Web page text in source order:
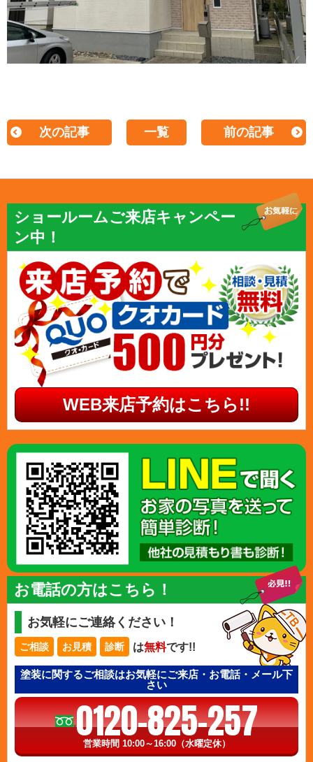
次の記事 一覧 前の記事
ショールームご来店キャンペー
ン中！
WEB来店予約はこちら!!
お電話の方はこちら！
お気軽にご連絡ください！
ご相談 お見積 診断 は無料です!!
塗装に関するご相談はお気軽にご来店・お電話・メール下
さい
0120-825-257
営業時間 10:00～16:00（水曜定休）